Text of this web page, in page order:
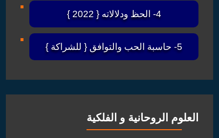
4- الحظ ودلالاته { 2022 }
5- حاسبة الحب والتوافق { للشراكة }
العلوم الروحانية و الفلكية